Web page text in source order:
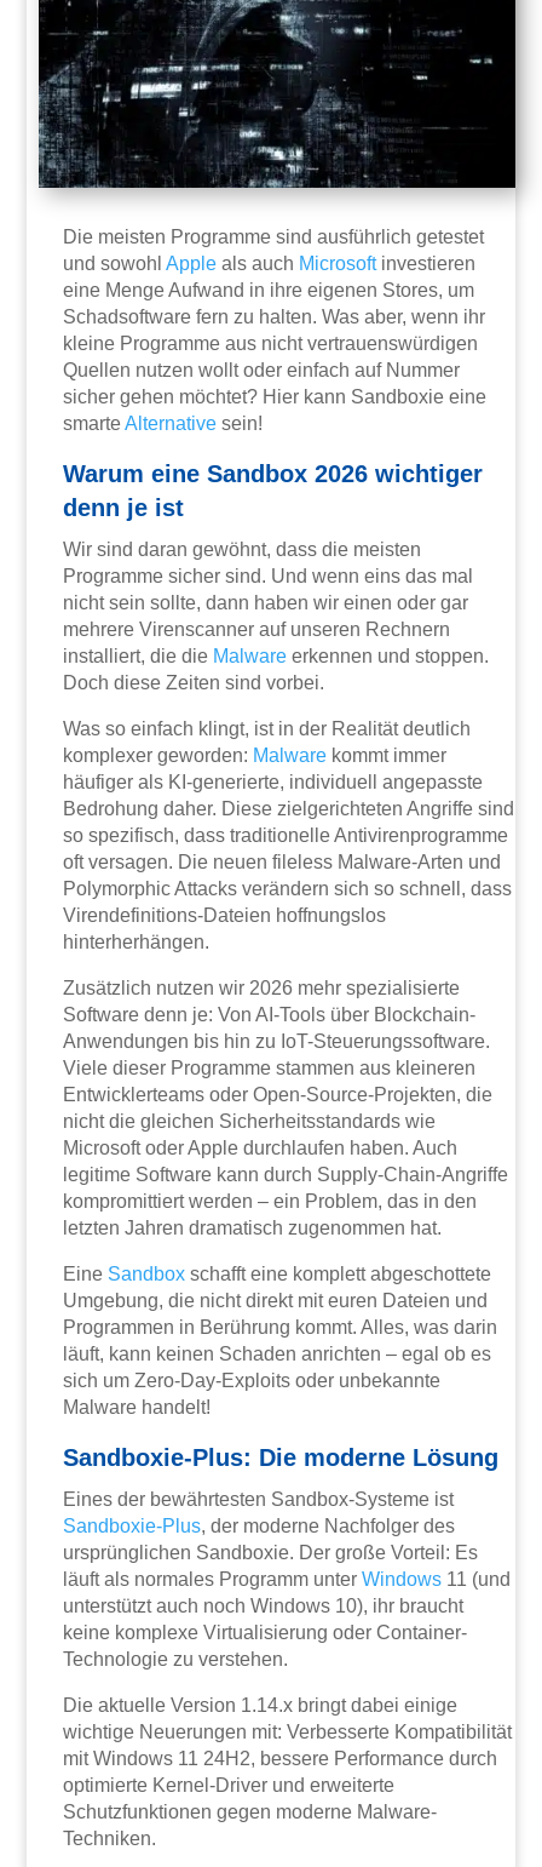
Die meisten Programme sind ausführlich getestet
und sowohlApple als auch Microsoftinvestieren
eine Menge Aufwand in ihre eigenen Stores, um
Schadsoftware fern zu halten. Was aber, wenn ihr
kleine Programme aus nicht vertrauenswürdigen
Quellen nutzen wollt oder einfach auf Nummer
sicher gehen möchtet? Hier kann Sandboxie eine
smarteAlternative sein!
Warum eine Sandbox 2026 wichtiger
denn je ist
Wir sind daran gewöhnt, dass die meisten
Programme sicher sind. Und wenn eins das mal
nicht sein sollte, dann haben wir einen oder gar
mehrere Virenscanner auf unseren Rechnern
installiert, die die Malware erkennen und stoppen.
Doch diese Zeiten sind vorbei.
Was so einfach klingt, ist in der Realität deutlich
komplexer geworden: Malware kommt immer
häufiger als KI-generierte, individuell angepasste
Bedrohung daher. Diese zielgerichteten Angriffe sind
so spezifisch, dass traditionelle Antivirenprogramme
oft versagen. Die neuen fileless Malware-Arten und
Polymorphic Attacks verändern sich so schnell, dass
Virendefinitions-Dateien hoffnungslos
hinterherhängen.
Zusätzlich nutzen wir 2026 mehr spezialisierte
Software denn je: Von AI-Tools über Blockchain-
Anwendungen bis hin zu IoT-Steuerungssoftware.
Viele dieser Programme stammen aus kleineren
Entwicklerteams oder Open-Source-Projekten, die
nicht die gleichen Sicherheitsstandards wie
Microsoft oder Apple durchlaufen haben. Auch
legitime Software kann durch Supply-Chain-Angriffe
kompromittiert werden – ein Problem, das in den
letzten Jahren dramatisch zugenommen hat.
Eine Sandbox schafft eine komplett abgeschottete
Umgebung, die nicht direkt mit euren Dateien und
Programmen in Berührung kommt. Alles, was darin
läuft, kann keinen Schaden anrichten – egal ob es
sich um Zero-Day-Exploits oder unbekannte
Malware handelt!
Sandboxie-Plus: Die moderne Lösung
Eines der bewährtesten Sandbox-Systeme ist
Sandboxie-Plus, der moderne Nachfolger des
ursprünglichen Sandboxie. Der große Vorteil: Es
läuft als normales Programm unterWindows 11 (und
unterstützt auch noch Windows 10), ihr braucht
keine komplexe Virtualisierung oder Container-
Technologie zu verstehen.
Die aktuelle Version 1.14.x bringt dabei einige
wichtige Neuerungen mit: Verbesserte Kompatibilität
mit Windows 11 24H2, bessere Performance durch
optimierte Kernel-Driver und erweiterte
Schutzfunktionen gegen moderne Malware-
Techniken.